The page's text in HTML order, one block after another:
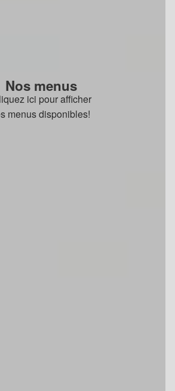
Nos menus
ici pour afficher
menus disponibles!